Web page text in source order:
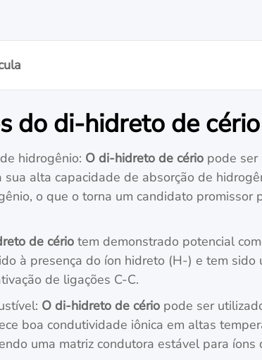
do di-hidreto de cério
hidrogênio: O di-hidreto de cério pode ser
alta capacidade de absorção de
o que o torna um candidato
de cério tem demonstrado potencial
à presença do íon hidreto (H-) e tem
de ligações C-C.
O di-hidreto de cério pode ser
boa condutividade iônica em altas
uma matriz condutora estável para íons